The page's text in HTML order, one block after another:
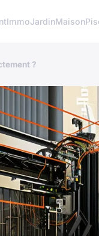
ImmoJardinMaison
?